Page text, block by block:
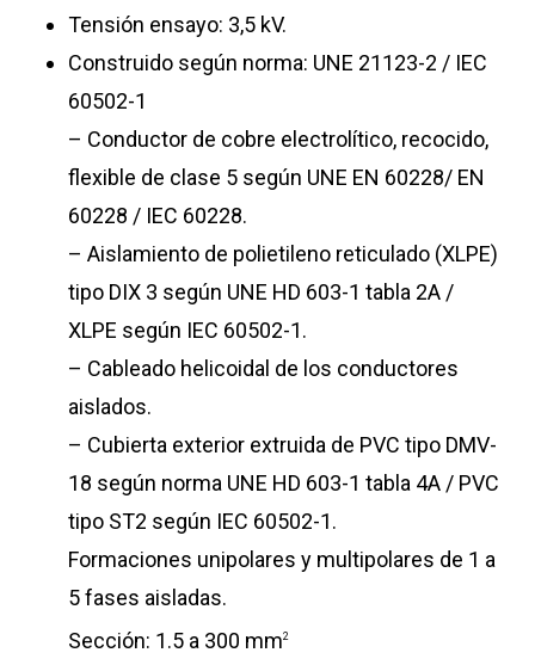
Tensión ensayo: 3,5 kV.
Construido según norma: UNE 21123-2 / IEC
60502-1
– Conductor de cobre electrolítico, recocido,
flexible de clase 5 según UNE EN 60228/ EN
60228 / IEC 60228.
– Aislamiento de polietileno reticulado (XLPE)
tipo DIX 3 según UNE HD 603-1 tabla 2A /
XLPE según IEC 60502-1.
– Cableado helicoidal de los conductores
aislados.
– Cubierta exterior extruida de PVC tipo DMV-
18 según norma UNE HD 603-1 tabla 4A / PVC
tipo ST2 según IEC 60502-1.
Formaciones unipolares y multipolares de 1 a
5 fases aisladas.
Sección: 1.5 a 300 mm2